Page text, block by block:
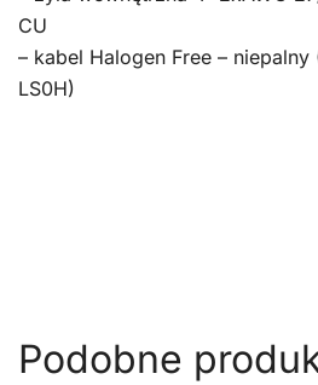
CU
– kabel Halogen Free – niepalny
LS0H)
Podobne